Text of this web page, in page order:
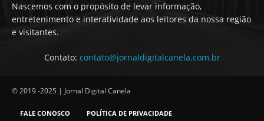
Nascemos com o propósito de levar informação,
entretenimento e interatividade aos leitores da nossa região
e visitantes.
Contato: contato@jornaldigitalcanela.com.br
© 2019 -2025 | Jornal Digital Canela
FALE CONOSCO POLÍTICA DE PRIVACIDADE